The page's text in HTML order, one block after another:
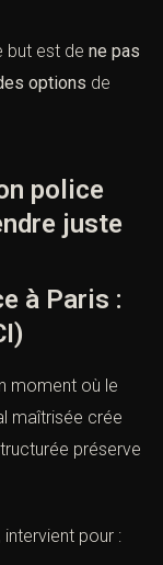
but est de ne pas
options de
police
juste
à Paris :
moment où le
maîtrisée crée
préserve
pour :